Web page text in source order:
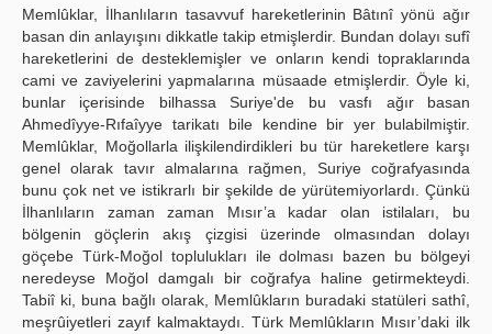
Memlûklar, İlhanlıların tasavvuf hareketlerinin Bâtınî yönü ağır
basan din anlayışını dikkatle takip etmişlerdir. Bundan dolayı sufî
hareketlerini de desteklemişler ve onların kendi topraklarında
cami ve zaviyelerini yapmalarına müsaade etmişlerdir. Öyle ki,
bunlar içerisinde bilhassa Suriye'de bu vasfı ağır basan
Ahmedîyye-Rıfaîyye tarikatı bile kendine bir yer bulabilmiştir.
Memlûklar, Moğollarla ilişkilendirdikleri bu tür hareketlere karşı
genel olarak tavır almalarına rağmen, Suriye coğrafyasında
bunu çok net ve istikrarlı bir şekilde de yürütemiyorlardı. Çünkü
İlhanlıların zaman zaman Mısır’a kadar olan istilaları, bu
bölgenin göçlerin akış çizgisi üzerinde olmasından dolayı
göçebe Türk-Moğol toplulukları ile dolması bazen bu bölgeyi
neredeyse Moğol damgalı bir coğrafya haline getirmekteydi.
Tabiî ki, buna bağlı olarak, Memlûkların buradaki statüleri sathî,
meşrûiyetleri zayıf kalmaktaydı. Türk Memlûkların Mısır’daki ilk